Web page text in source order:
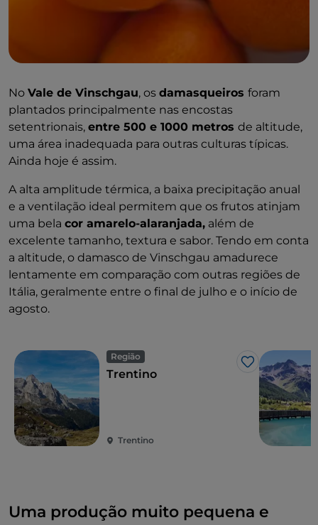
No Vale de Vinschgau, os damasqueiros foram
plantados principalmente nas encostas
setentrionais, entre 500 e 1000 metros de altitude,
uma área inadequada para outras culturas típicas.
Ainda hoje é assim.
A alta amplitude térmica, a baixa precipitação anual
e a ventilação ideal permitem que os frutos atinjam
uma bela cor amarelo-alaranjada, além de
excelente tamanho, textura e sabor. Tendo em conta
a altitude, o damasco de Vinschgau amadurece
lentamente em comparação com outras regiões de
Itália, geralmente entre o final de julho e o início de
agosto.
Região
Gosto
Trentino
Trentino
Uma produção muito pequena e